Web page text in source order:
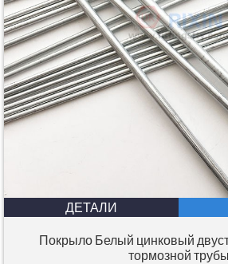
ДЕТАЛИ
Покрыло Белый цинковый
тормозной трубы